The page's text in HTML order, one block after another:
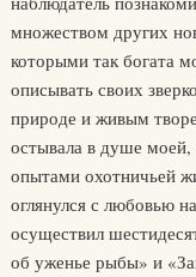
множеством других
которыми так богата
описывать своих
природе и живым
остывала в душе моей,
опытами охотничьей
оглянулся с любовью
осуществил
об уженье рыбы» и